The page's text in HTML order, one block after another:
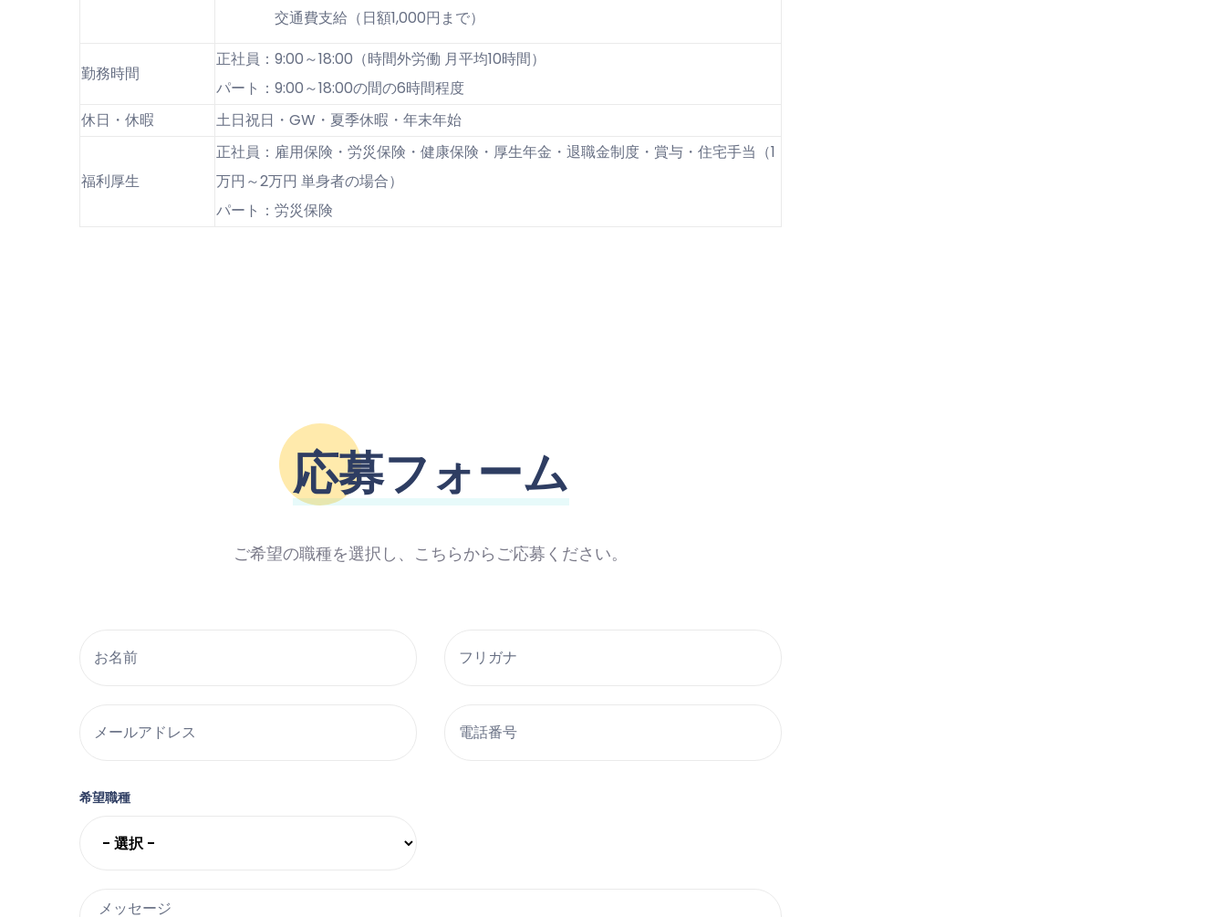
交通費支給（日額1,000円まで）
勤務時間
正社員：9:00～18:00（時間外労働 月平均10時間）
パート：9:00～18:00の間の6時間程度
休日・休暇
土日祝日・GW・夏季休暇・年末年始
福利厚生
正社員：雇用保険・労災保険・健康保険・厚生年金・退職金制度・賞与・住宅手当（1
万円～2万円 単身者の場合）
パート：労災保険
応募フォーム
ご希望の職種を選択し、こちらからご応募ください。
Your Name フリガナ
Your Email 電話番号
希望職種
Message